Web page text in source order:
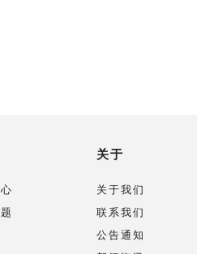
关于
关于我们
联系我们
公告通知